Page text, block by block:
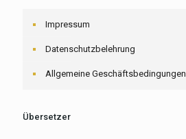
Impressum
Datenschutzbelehrung
Allgemeine Geschäftsbedingungen
Übersetzer